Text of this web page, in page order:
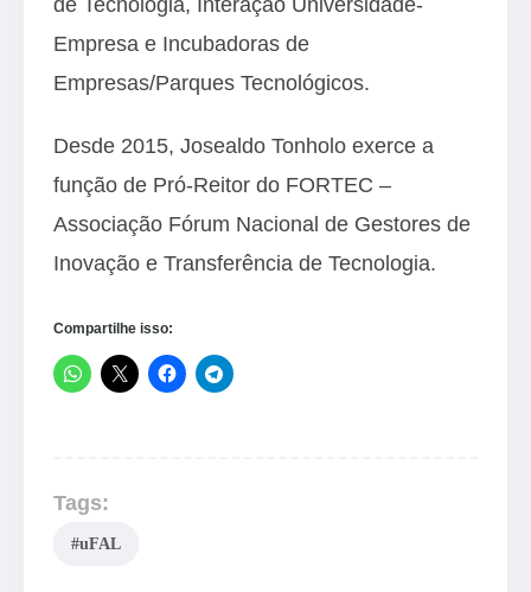
Empresa e Incubadoras de
Empresas/Parques Tecnológicos.
Desde 2015, Josealdo Tonholo exerce a
função de Pró-Reitor do FORTEC –
Associação Fórum Nacional de Gestores de
Inovação e Transferência de Tecnologia.
Compartilhe isso:
Tags:
#uFAL